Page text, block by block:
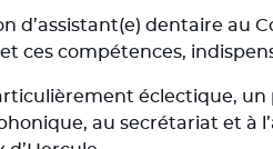
d’assistant(e) dentaire
ces compétences,
éclectique, un
au secrétariat et à